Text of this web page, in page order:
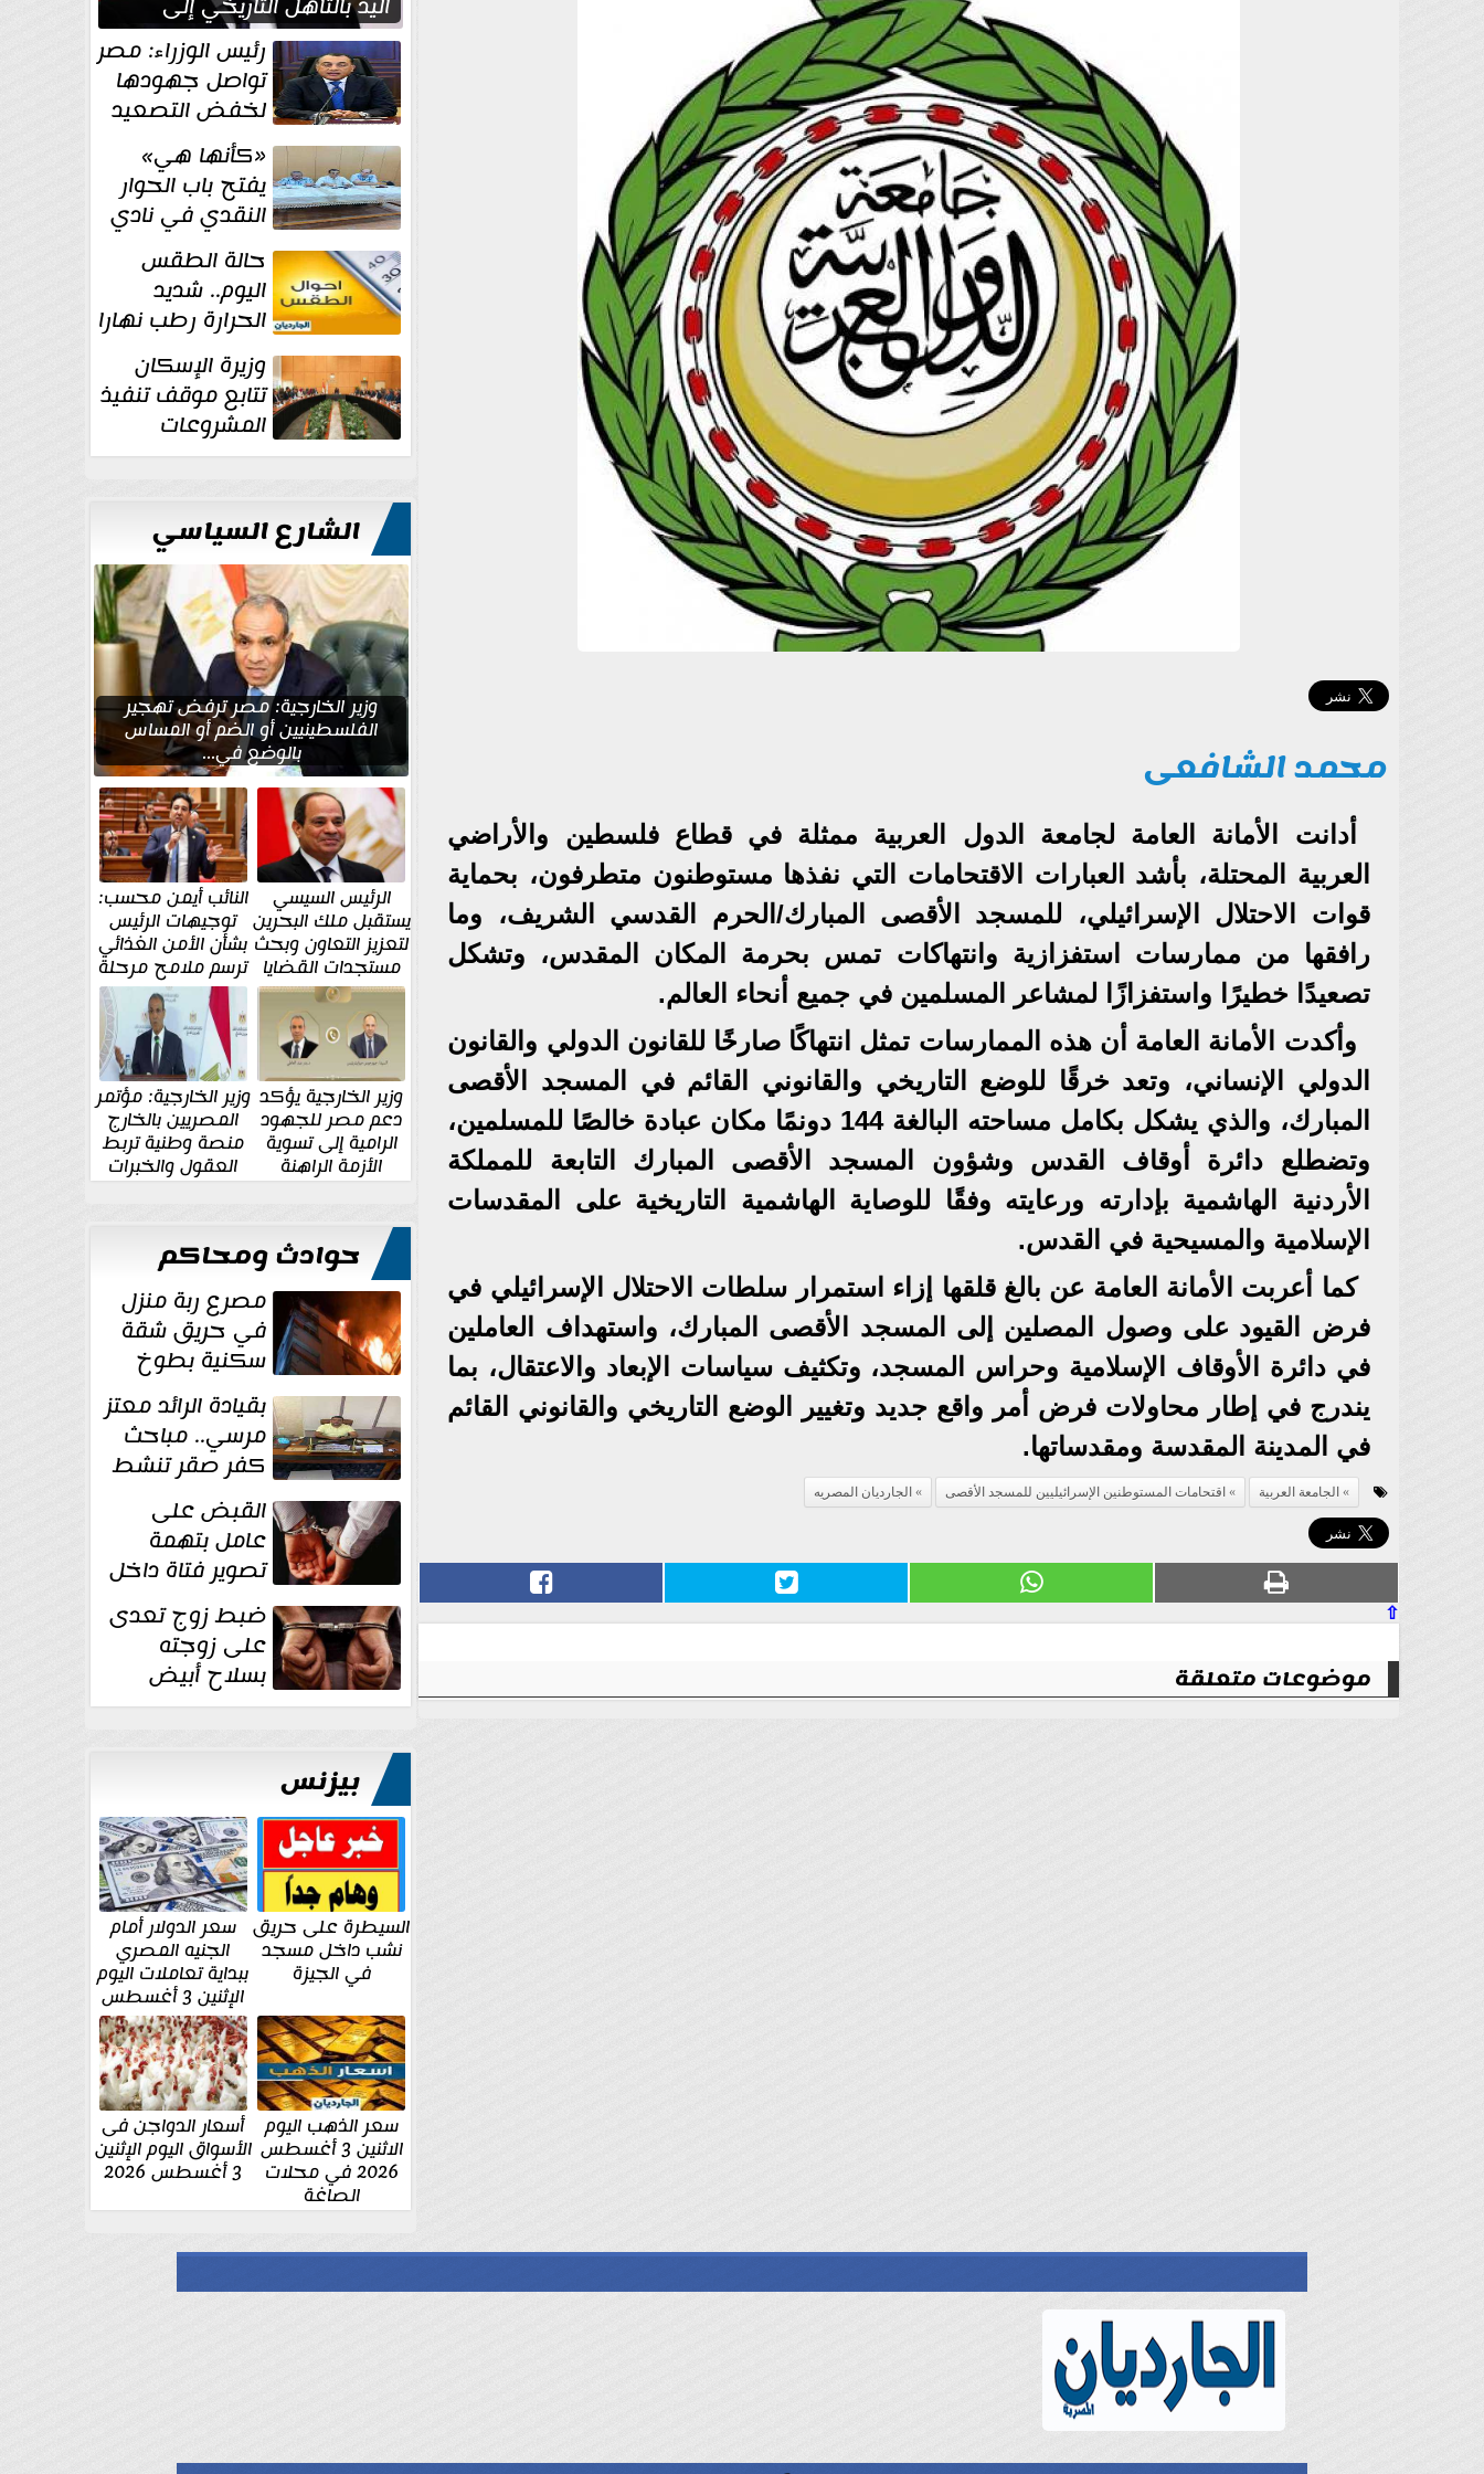
محمد الشافعى
أدانت الأمانة العامة لجامعة الدول العربية ممثلة في قطاع فلسطين والأراضي
العربية المحتلة، بأشد العبارات الاقتحامات التي نفذها مستوطنون متطرفون، بحماية
قوات الاحتلال الإسرائيلي، للمسجد الأقصى المبارك/الحرم القدسي الشريف، وما
رافقها من ممارسات استفزازية وانتهاكات تمس بحرمة المكان المقدس، وتشكل
تصعيدًا خطيرًا واستفزازًا لمشاعر المسلمين في جميع أنحاء العالم.
وأكدت الأمانة العامة أن هذه الممارسات تمثل انتهاكًا صارخًا للقانون الدولي والقانون
الدولي الإنساني، وتعد خرقًا للوضع التاريخي والقانوني القائم في المسجد الأقصى
المبارك، والذي يشكل بكامل مساحته البالغة 144 دونمًا مكان عبادة خالصًا للمسلمين،
وتضطلع دائرة أوقاف القدس وشؤون المسجد الأقصى المبارك التابعة للمملكة
الأردنية الهاشمية بإدارته ورعايته وفقًا للوصاية الهاشمية التاريخية على المقدسات
الإسلامية والمسيحية في القدس.
كما أعربت الأمانة العامة عن بالغ قلقها إزاء استمرار سلطات الاحتلال الإسرائيلي في
فرض القيود على وصول المصلين إلى المسجد الأقصى المبارك، واستهداف العاملين
في دائرة الأوقاف الإسلامية وحراس المسجد، وتكثيف سياسات الإبعاد والاعتقال، بما
يندرج في إطار محاولات فرض أمر واقع جديد وتغيير الوضع التاريخي والقانوني القائم
في المدينة المقدسة ومقدساتها.
الجامعة العربية اقتحامات المستوطنين الإسرائيليين للمسجد الأقصى الجارديان المصريه
⇧
موضوعات متعلقة
نصف نهائي كأس العالم
رئيس الوزراء: مصر
تواصل جهودها
لخفض التصعيد
والحفاظ على
الاستقرار الإقليمي«كأنها هي»
يفتح باب الحوار
النقدي في نادي
أدب مصر الجديدة
حالة الطقس
اليوم.. شديد
الحرارة رطب نهارا
مائل للحرارة رطب
ليلا.. و... وزيرة الإسكان
تتابع موقف تنفيذ
المشروعات
والخطة
للتعميرالشارع السياسي
وزير الخارجية: مصر ترفض تهجير
الفلسطينيين أو الضم أو المساس
بالوضع في...
الرئيس السيسي
يستقبل ملك البحرين
لتعزيز التعاون وبحث
مستجدات القضايا
الإقليمية والدولية
النائب أيمن محسب:
توجيهات الرئيس
بشأن الأمن الغذائي
ترسم ملامح مرحلة
جديدة
وزير الخارجية يؤكد
دعم مصر للجهود
الرامية إلى تسوية
الأزمة الراهنة
وزير الخارجية: مؤتمر
المصريين بالخارج
منصة وطنية تربط
العقول والخبرات
المصرية بالدولة
حوادث ومحاكم
مصرع ربة منزل
في حريق شقة
سكنية بطوخ
بقيادة الرائد معتز
مرسي.. مباحث
كفر صقر تنشط
بقوة وتوجه
ضربات أمنية... القبض على
عامل بتهمة
تصوير فتاة داخل
غرفة تغيير
الملابس بمحل في...ضبط زوج تعدى
على زوجته
بسلاح أبيض
وأصابها بجرح
بيزنس
السيطرة على حريق
نشب داخل مسجد
في الجيزة
سعر الدولار أمام
الجنيه المصري
ببداية تعاملات اليوم
الإثنين 3 أغسطس
سعر الذهب اليوم
الاثنين 3 أغسطس
2026 في محلات
الصاغة
أسعار الدواجن فى
الأسواق اليوم الإثنين
3 أغسطس 2026